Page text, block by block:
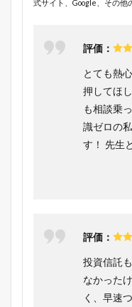
式サイト、Google、その他
評価：
とても熱
押してほ
も相談乗
識ゼロの
す！ 先生
評価：
投資信託
なかった
く、早速